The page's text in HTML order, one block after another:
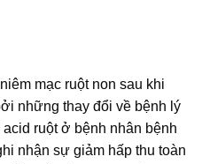
mạc ruột non sau khi
những thay đổi về bệnh lý
ruột ở bệnh nhân bệnh
nhận sự giảm hấp thu toàn